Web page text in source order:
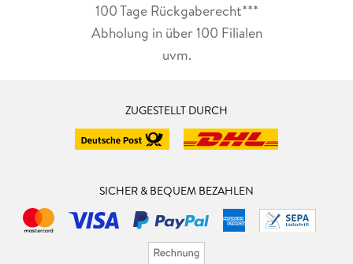
100 Tage Rückgaberecht***
Abholung in über 100 Filialen
uvm.
ZUGESTELLT DURCH
SICHER & BEQUEM BEZAHLEN